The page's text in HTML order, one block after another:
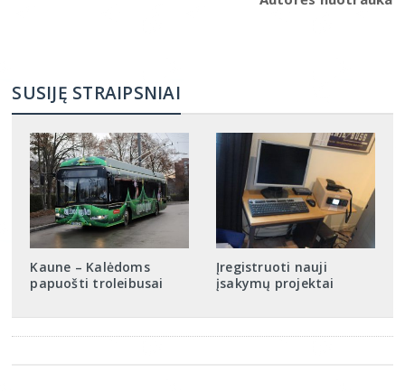
SUSIJĘ STRAIPSNIAI
Kaune – Kalėdoms
papuošti troleibusai
Įregistruoti nauji
įsakymų projektai